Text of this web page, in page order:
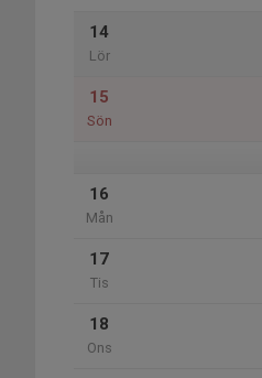
14
Lör
15
Sön
16
Mån
17
Tis
18
Ons